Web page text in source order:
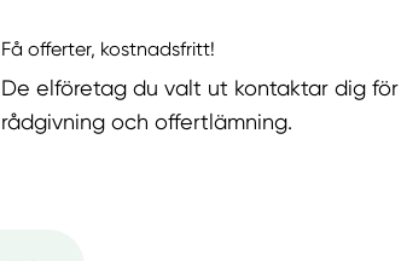
Få offerter, kostnadsfritt!
De elföretag du valt ut kontaktar dig för
rådgivning och offertlämning.